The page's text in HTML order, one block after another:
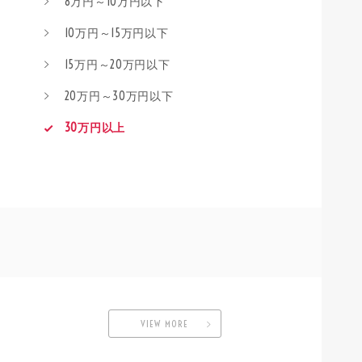
10万円～15万円以下
15万円～20万円以下
20万円～30万円以下
30万円以上
VIEW MORE